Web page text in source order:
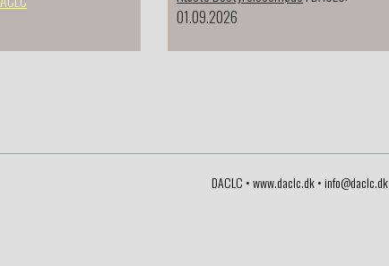
01.09.2026
DACLC • www.daclc.dk •info@daclc.dk